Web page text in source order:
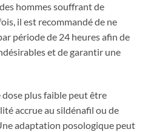
hommes souffrant de
il est recommandé de ne
période de 24 heures afin de
et de garantir une
plus faible peut être
accrue au sildénafil ou de
adaptation posologique peut